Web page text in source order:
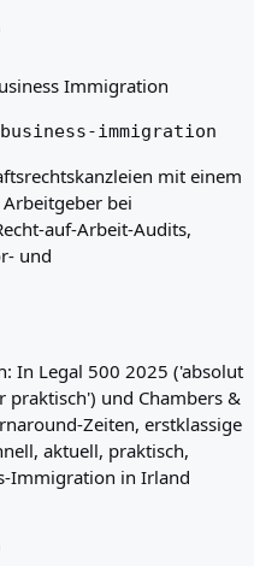
Immigration
immigration
mit einem
bei
auf-Arbeit-Audits,
und
In Legal 500 2025 ('absolut
praktisch') und Chambers &
Zeiten, erstklassige
aktuell, praktisch,
Immigration in Irland